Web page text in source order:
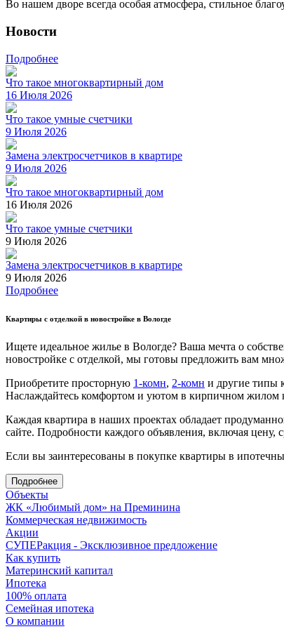
Во нашем дворе всегда особая атмосфера, стильное
Новости
Подробнее
Что такое многоквартирный дом
16 Июля 2026
Что такое умные счетчики
9 Июля 2026
Замена электросчетчиков в квартире
9 Июля 2026
Что такое многоквартирный дом
16 Июля 2026
Что такое умные счетчики
9 Июля 2026
Замена электросчетчиков в квартире
9 Июля 2026
Подробнее
Квартиры с отделкой в новостройке в Вологде
Ищете идеальное жилье в Вологде? Ваша мечта о
новостройке с отделкой, мы готовы предложить вам
Приобретите просторную 1-комн, 2-комн и другие типы
Наслаждайтесь комфортом и уютом в кирпичном жилом
Каждая квартира в наших проектах обладает
сайте. Подробности каждого объявления, включая цену,
Если вы заинтересованы в покупке квартиры в
Подробнее
Объекты
ЖК «Любимый дом» на Преминина
Коммерческая недвижимость
Акции
СУПЕРакция - Эксклюзивное предложение
Как купить
Материнский капитал
Ипотека
100% оплата
Семейная ипотека
О компании